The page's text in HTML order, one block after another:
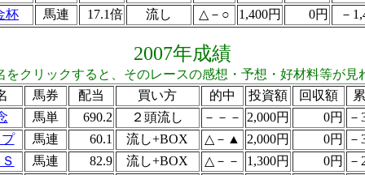
杯
馬連 17.1倍 流し △－○ 1,400円 0円 －
2007年成績
をクリックすると、そのレースの感想・予想・好材料等が見
馬券 配当 買い方 的中 投資額 回収額
馬単 690.2 ２頭流し －－－ 2,000円 0円
－
馬連 60.1 流し+BOX △－▲ 2,000円 0円
－
馬連 82.9 流し+BOX △－－ 1,300円 0円
－